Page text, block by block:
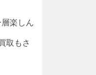
楽しん
取もさ